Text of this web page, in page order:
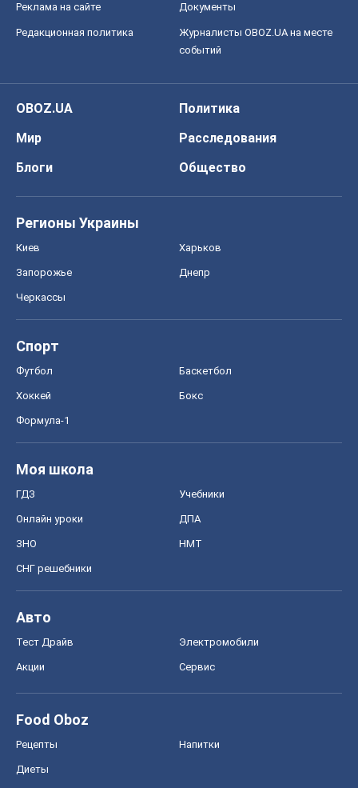
Реклама на сайте Документы
Редакционная политика
Журналисты OBOZ.UA на месте
событий
OBOZ.UA
Политика
Мир
Расследования
Блоги
Общество
Регионы Украины
Киев Харьков
Запорожье Днепр
Черкассы
Спорт
Футбол Баскетбол
Хоккей Бокс
Формула-1
Моя школа
ГДЗ Учебники
Онлайн уроки ДПА
ЗНО НМТ
СНГ решебники
Авто
Тест Драйв Электромобили
Акции Сервис
Food Oboz
Рецепты Напитки
Диеты